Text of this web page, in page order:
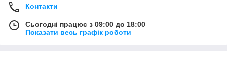
Контакти
Сьогодні працює з 09:00 до 18:00
Показати весь графік роботи